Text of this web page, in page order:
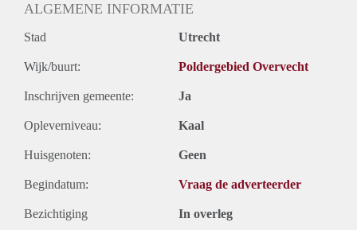
ALGEMENE INFORMATIE
Stad Utrecht
Wijk/buurt: Poldergebied Overvecht
Inschrijven gemeente: Ja
Opleverniveau: Kaal
Huisgenoten: Geen
Begindatum: Vraag de adverteerder
Bezichtiging In overleg